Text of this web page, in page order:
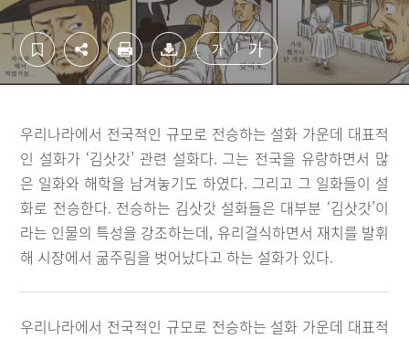
가
기
기
가 가
우리나라에서 전국적인 규모로 전승하는 설화 가운데 대표적
인 설화가 ‘김삿갓’ 관련 설화다. 그는 전국을 유랑하면서 많
은 일화와 해학을 남겨놓기도 하였다. 그리고 그 일화들이 설
화로 전승한다. 전승하는 김삿갓 설화들은 대부분 ‘김삿갓’이
라는 인물의 특성을 강조하는데, 유리걸식하면서 재치를 발휘
해 시장에서 굶주림을 벗어났다고 하는 설화가 있다.
우리나라에서 전국적인 규모로 전승하는 설화 가운데 대표적